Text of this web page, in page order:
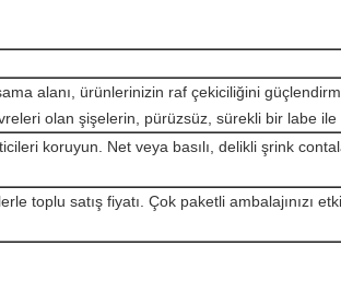
alanı, ürünlerinizin raf çekiciliğini
olan şişelerin, pürüzsüz, sürekli bir labe
koruyun. Net veya basılı, delikli şrink
toplu satış fiyatı. Çok paketli ambalajınızı